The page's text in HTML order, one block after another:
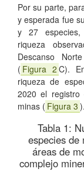
Por su parte,
y esperada fue
y 27 especies,
riqueza
Descanso
( Figura 2 C).
riqueza de
2020 el registro
minas ( Figura 3 ).
Tabla 1:
especies de
áreas de
complejo